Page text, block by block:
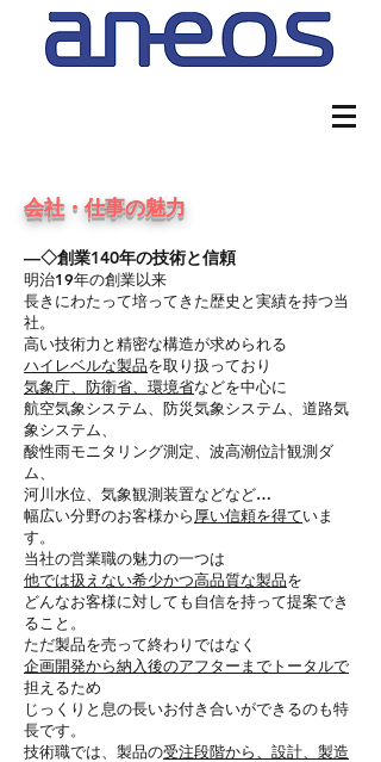
会社・仕事の魅力
―◇創業140年の技術と信頼
明治19年の創業以来
長きにわたって培ってきた歴史と実績を持つ当
社。
高い技術力と精密な構造が求められる
ハイレベルな製品を取り扱っており
気象庁、防衛省、環境省などを中心に
航空気象システム、防災気象システム、道路気
象システム、
酸性雨モニタリング測定、波高潮位計観測ダ
ム、
河川水位、気象観測装置などなど…
幅広い分野のお客様から厚い信頼を得ていま
す。
当社の営業職の魅力の一つは
他では扱えない希少かつ高品質な製品を
どんなお客様に対しても自信を持って提案でき
ること。
ただ製品を売って終わりではなく
企画開発から納入後のアフターまでトータルで
担えるため
じっくりと息の長いお付き合いができるのも特
長です。
技術職では、製品の受注段階から、設計、製造